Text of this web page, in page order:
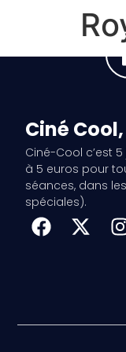
Ciné
Ciné-Cool c’est
à 5 euros pour
séances, dans
spéciales).